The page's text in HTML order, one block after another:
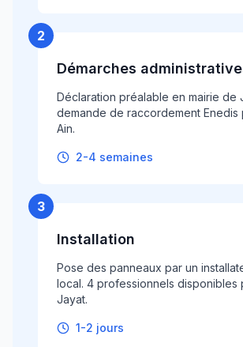
2
Démarches
Déclaration préalable en mairie de
demande de raccordement Enedis
Ain.
2-4 semaines
3
Installation
Pose des panneaux par un
local. 4 professionnels disponibles
Jayat.
1-2 jours